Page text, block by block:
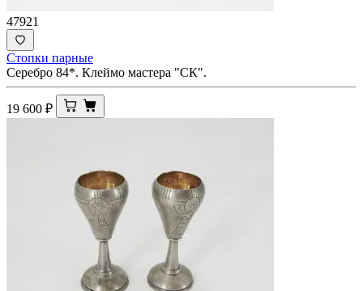
47921
Стопки парные
Серебро 84*. Клеймо мастера "СК".
19 600 ₽